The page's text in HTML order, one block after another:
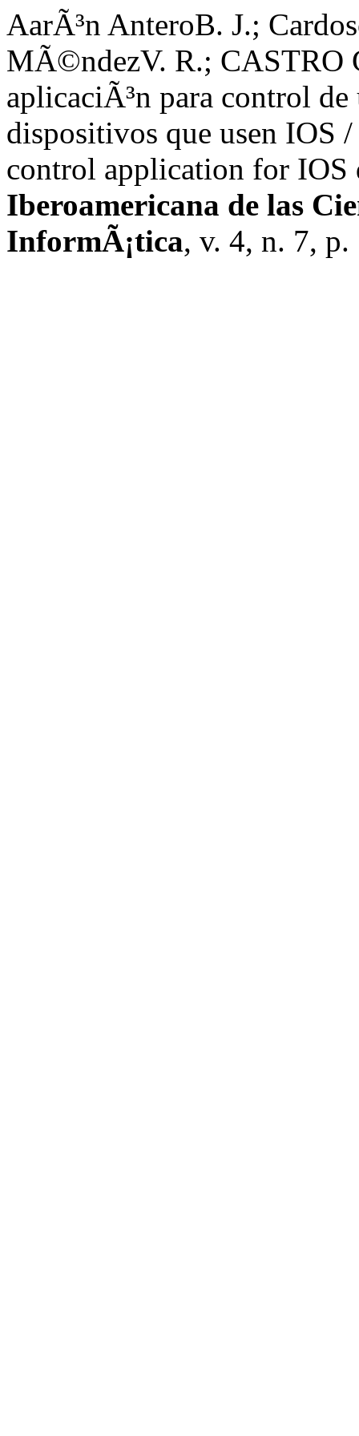
AarÃ³n AnteroB. J.;
MÃ©ndezV. R.; CASTRO
aplicaciÃ³n para control
dispositivos que usen IOS
control application for IOS
Iberoamericana de las
InformÃ¡tica, v. 4, n. 7,